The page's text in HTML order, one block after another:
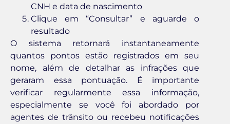
CNH e data de nascimento
Clique em “Consultar” e aguarde o
resultado
O sistema retornará instantaneamente
quantos pontos estão registrados em seu
nome, além de detalhar as infrações que
geraram essa pontuação. É importante
verificar regularmente essa informação,
especialmente se você foi abordado por
agentes de trânsito ou recebeu notificações